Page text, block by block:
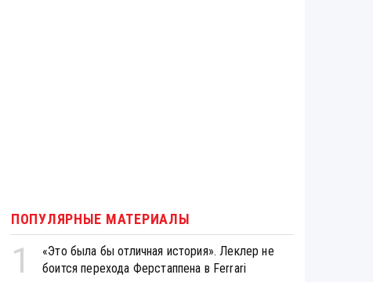
ПОПУЛЯРНЫЕ МАТЕРИАЛЫ
1
«Это была бы отличная история». Леклер не
боится перехода Ферстаппена в Ferrari